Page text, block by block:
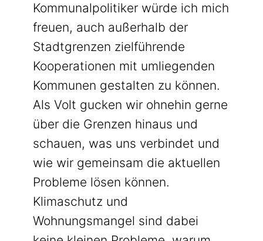
Kommunalpolitiker würde ich mich
freuen, auch außerhalb der
Stadtgrenzen zielführende
Kooperationen mit umliegenden
Kommunen gestalten zu können.
Als Volt gucken wir ohnehin gerne
über die Grenzen hinaus und
schauen, was uns verbindet und
wie wir gemeinsam die aktuellen
Probleme lösen können.
Klimaschutz und
Wohnungsmangel sind dabei